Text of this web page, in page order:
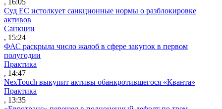
Суд ЕС истолкует санкционные нормы о разблокировке
активов
Санкции
, 15:24
ФАС раскрыла число жалоб в сфере закупок в первом
полугодии
Практика
, 14:47
NexTouch выкупит активы обанкротившегося «Кванта»
Практика
, 13:35